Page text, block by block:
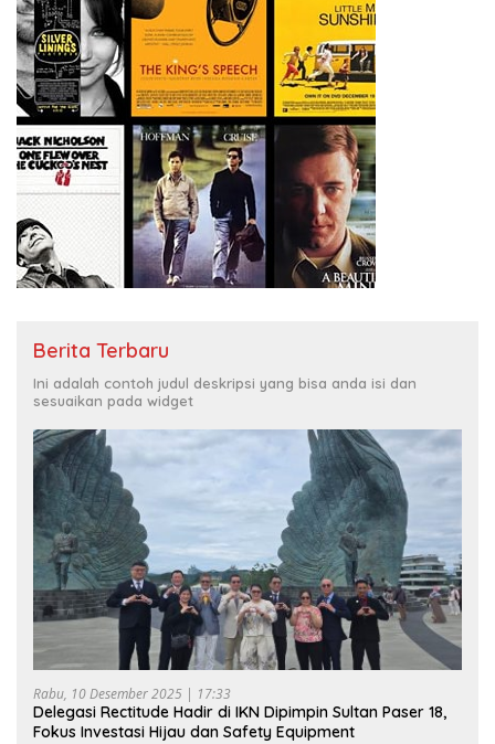
Berita Terbaru
Ini adalah contoh judul deskripsi yang bisa anda isi dan
sesuaikan pada widget
Rabu, 10 Desember 2025 | 17:33
Delegasi Rectitude Hadir di IKN Dipimpin Sultan Paser 18,
Fokus Investasi Hijau dan Safety Equipment